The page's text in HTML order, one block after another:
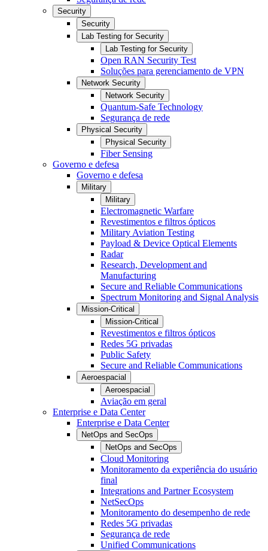
Security
Security
Lab Testing for Security
Lab Testing for Security
Open RAN Security Test
Soluções para gerenciamento de VPN
Network Security
Network Security
Quantum-Safe Technology
Segurança de rede
Physical Security
Physical Security
Fiber Sensing
Governo e defesa
Governo e defesa
Military
Military
Electromagnetic Warfare
Revestimentos e filtros ópticos
Military Aviation Testing
Payload & Device Optical Elements
Radar
Research, Development and
Manufacturing
Secure and Reliable Communications
Spectrum Monitoring and Signal Analysis
Mission-Critical
Mission-Critical
Revestimentos e filtros ópticos
Redes 5G privadas
Public Safety
Secure and Reliable Communications
Aeroespacial
Aeroespacial
Aviação em geral
Enterprise e Data Center
Enterprise e Data Center
NetOps and SecOps
NetOps and SecOps
Cloud Monitoring
Monitoramento da experiência do usuário
final
Integrations and Partner Ecosystem
NetSecOps
Monitoramento do desempenho de rede
Redes 5G privadas
Segurança de rede
Unified Communications